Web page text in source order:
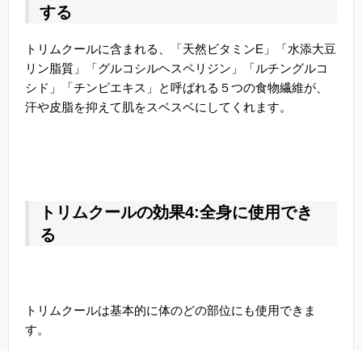
する
トリムクールに含まれる、「天然ビタミンE」「水添大豆
リン脂質」「グルコシルヘスペリジン」「ルチングルコ
シド」「チンピエキス」と呼ばれる５つの食物繊維が、
汗や皮脂を抑えて肌をスベスベにしてくれます。
トリムクールの効果4:全身に使用でき
る
トリムクールは基本的に体のどの部位にも使用できま
す。